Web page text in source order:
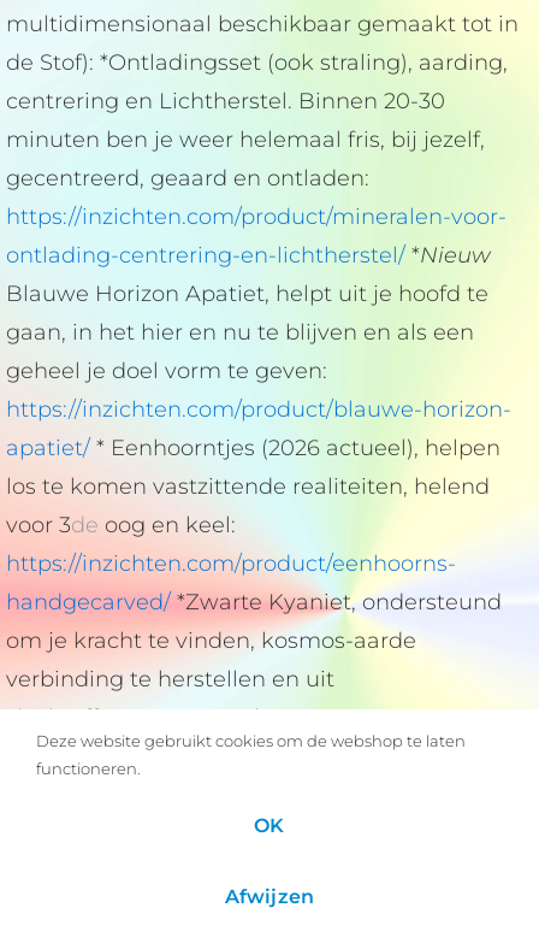
multidimensionaal beschikbaar gemaakt tot in
de Stof): *Ontladingsset (ook straling), aarding,
centrering en Lichtherstel. Binnen 20-30
minuten ben je weer helemaal fris, bij jezelf,
gecentreerd, geaard en ontladen:
https://inzichten.com/product/mineralen-voor-
ontlading-centrering-en-lichtherstel/*Nieuw
Blauwe Horizon Apatiet, helpt uit je hoofd te
gaan, in het hier en nu te blijven en als een
geheel je doel vorm te geven:
https://inzichten.com/product/blauwe-horizon-
apatiet/* Eenhoorntjes (2026 actueel), helpen
los te komen vastzittende realiteiten, helend
voor 3de oog en keel:
https://inzichten.com/product/eenhoorns-
handgecarved/*Zwarte Kyaniet, ondersteund
om je kracht te vinden, kosmos-aarde
verbinding te herstellen en uit
slachtofferpatronen te komen en meer te
beschouwen:
*Gardian of Life Tijgerijzer ondersteunt om bij
het activeren van het nieuwe Stoffelijke
Deze website gebruikt cookies om de webshop te laten
functioneren.
OK
Afwijzen